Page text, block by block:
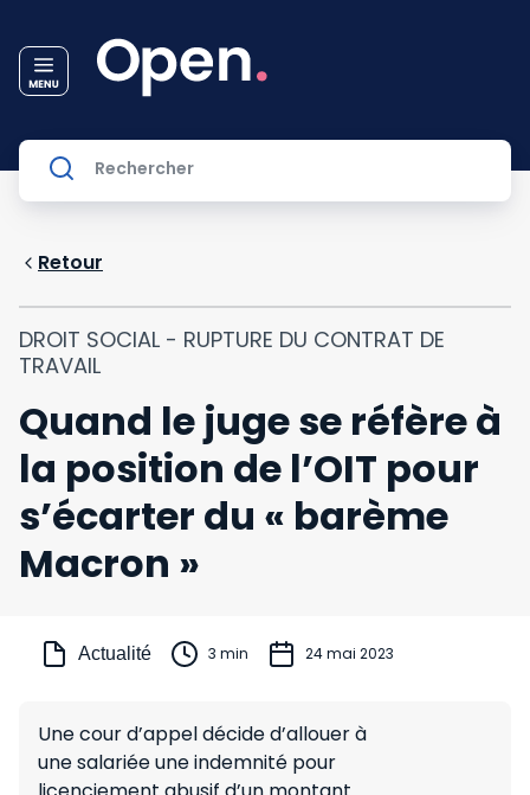
Retour
DROIT SOCIAL - RUPTURE DU CONTRAT DE
TRAVAIL
Quand le juge se réfère à
la position de l’OIT pour
s’écarter du « barème
Macron »
Actualité 3 min 24 mai 2023
Une cour d’appel décide d’allouer à
une salariée une indemnité pour